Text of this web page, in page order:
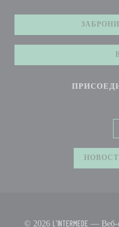
© 2026 L'Intermède — Веб-